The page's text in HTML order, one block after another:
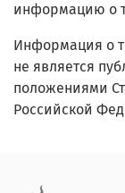
информацию о
Информация о
не является
положениями
Российской